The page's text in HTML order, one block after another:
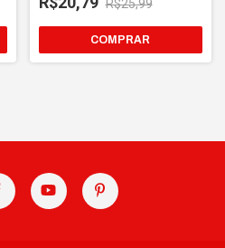
R$25,99